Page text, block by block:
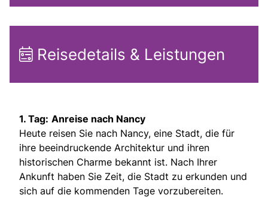
Reisedetails & Leistungen
1. Tag: Anreise nach Nancy
Heute reisen Sie nach Nancy, eine Stadt, die für
ihre beeindruckende Architektur und ihren
historischen Charme bekannt ist. Nach Ihrer
Ankunft haben Sie Zeit, die Stadt zu erkunden und
sich auf die kommenden Tage vorzubereiten.